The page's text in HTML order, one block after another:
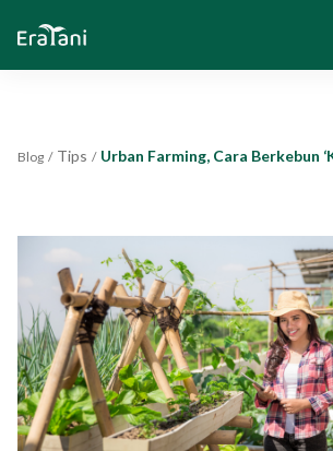
About Us
Solution
Community and
Yayasan Segenggam
Blog / Tips / Urban Farming, Cara Berkebun